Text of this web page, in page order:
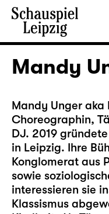
Mandy
Mandy Unger aka
Choreographin,
DJ. 2019
in Leipzig. Ihre
Konglomerat aus
sowie
interessieren sie
Klassismus